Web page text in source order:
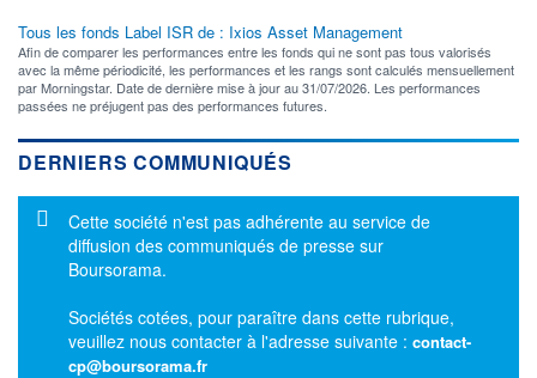
Tous les fonds Label ISR de : Ixios Asset Management
Afin de comparer les performances entre les fonds qui ne sont pas tous valorisés
avec la même périodicité, les performances et les rangs sont calculés mensuellement
par Morningstar. Date de dernière mise à jour au 31/07/2026. Les performances
passées ne préjugent pas des performances futures.
DERNIERS COMMUNIQUÉS
Message d'information
Cette société n'est pas adhérente au service de
diffusion des communiqués de presse sur
Boursorama.
Sociétés cotées, pour paraître dans cette rubrique,
veuillez nous contacter à l'adresse suivante : contact-
cp@boursorama.fr